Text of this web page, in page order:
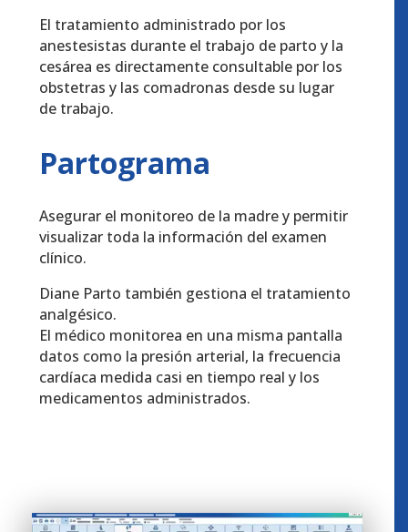
El tratamiento administrado por los
anestesistas durante el trabajo de parto y la
cesárea es directamente consultable por los
obstetras y las comadronas desde su lugar
de trabajo.
Partograma
Asegurar el monitoreo de la madre y permitir
visualizar toda la información del examen
clínico.
Diane Parto también gestiona el tratamiento
analgésico.
El médico monitorea en una misma pantalla
datos como la presión arterial, la frecuencia
cardíaca medida casi en tiempo real y los
medicamentos administrados.